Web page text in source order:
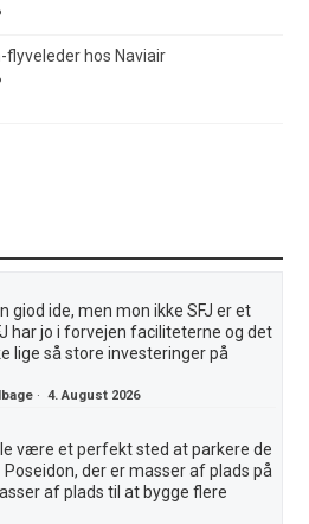
flyveleder hos Naviair
giod ide, men mon ikke SFJ er et
har jo i forvejen faciliteterne og det
lige så store investeringer på
·4. August 2026
være et perfekt sted at parkere de
der er masser af plads på
af plads til at bygge flere